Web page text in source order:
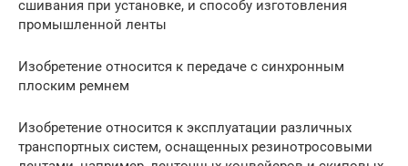
сшивания при установке, и способу изготовления
промышленной ленты
Изобретение относится к передаче с синхронным
плоским ремнем
Изобретение относится к эксплуатации различных
транспортных систем, оснащенных резинотросовыми